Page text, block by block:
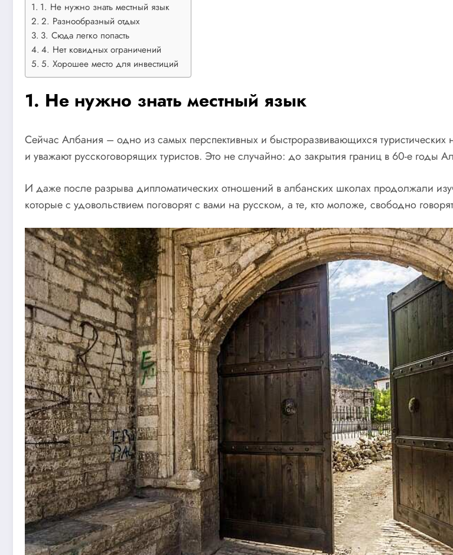
1. Не нужно знать местный язык
2. Разнообразный отдых
3. Сюда легко попасть
4. Нет ковидных ограничений
5. Хорошее место для инвестиций
1. Не нужно знать местный язык
Сейчас Албания – одно из самых перспективных и быстроразвивающихся
и уважают русскоговорящих туристов. Это не случайно: до закрытия границ в 60-е годы
И даже после разрыва дипломатических отношений в албанских школах продолжали
которые с удовольствием поговорят с вами на русском, а те, кто моложе, свободно